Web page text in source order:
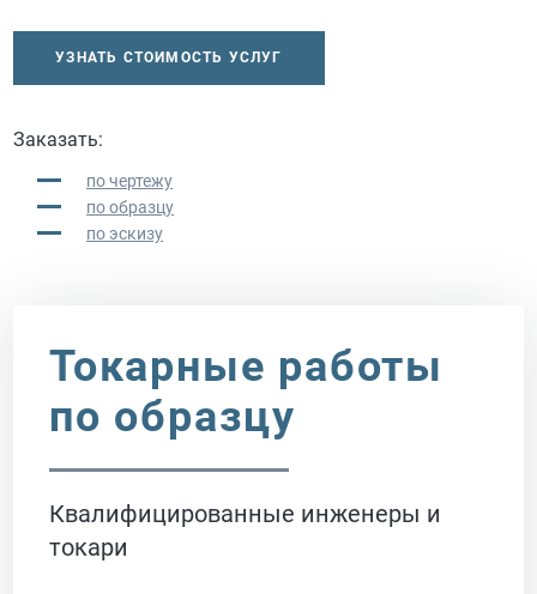
УЗНАТЬ СТОИМОСТЬ УСЛУГ
Заказать:
по чертежу
по образцу
по эскизу
Токарные работы
по образцу
Квалифицированные инженеры и
токари